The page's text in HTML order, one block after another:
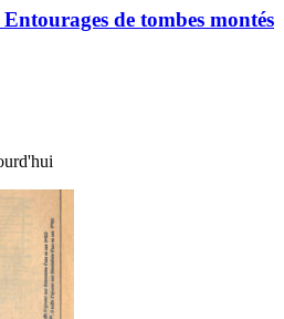
de tombes montés